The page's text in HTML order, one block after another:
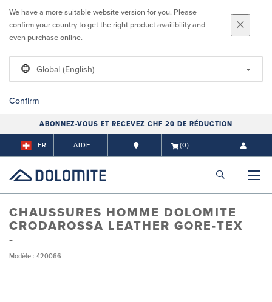
We have a more suitable website version for you. Please
confirm your country to get the right product availibility and
even purchase online.
Global (English)
Confirm
ABONNEZ-VOUS ET RECEVEZ CHF 20 DE RÉDUCTION
FR AIDE (0)
CHAUSSURES HOMME DOLOMITE
CRODAROSSA LEATHER GORE-TEX
Modèle : 420066